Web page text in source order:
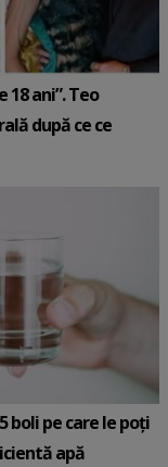
18 ani”. Teo
după ce ce
boli pe care le poți
apă